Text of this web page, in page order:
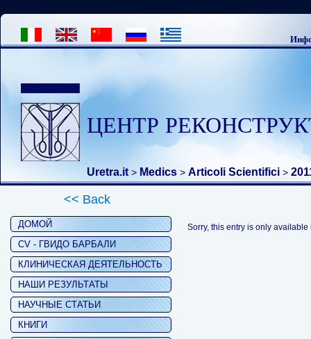
ЦЕНТР
Uretra.it > Medics > Articoli Scientifici >
<< Back
ДОМОЙ
CV - ГВИДО БАРБАЛИ
КЛИНИЧЕСКАЯ ДЕЯТЕЛЬНОСТЬ
НАШИ РЕЗУЛЬТАТЫ
НАУЧНЫЕ СТАТЬИ
КНИГИ
Sorry, this entry is only